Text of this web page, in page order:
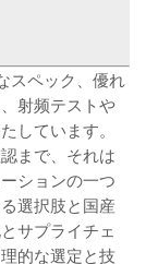
スペック、優れ
射频テストや
しています。
まで、それは
ションの一つ
選択肢と国産
サプライチェ
的な選定と技